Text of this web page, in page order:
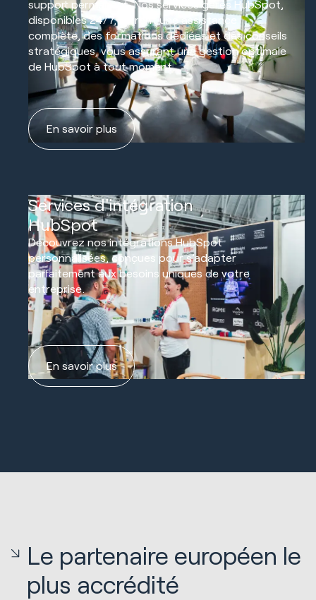
support permanent. Nos services gérés HubSpot,
disponibles 24/7, offrent une assistance
complète, des formations dédiées et des conseils
stratégiques, vous assurant une gestion optimale
de HubSpot à tout moment.
En savoir plus
Services d'intégration
HubSpot
03
Découvrez nos intégrations HubSpot
personnalisées, conçues pour s’adapter
parfaitement aux besoins uniques de votre
entreprise.
En savoir plus
Le partenaire européen le
plus accrédité